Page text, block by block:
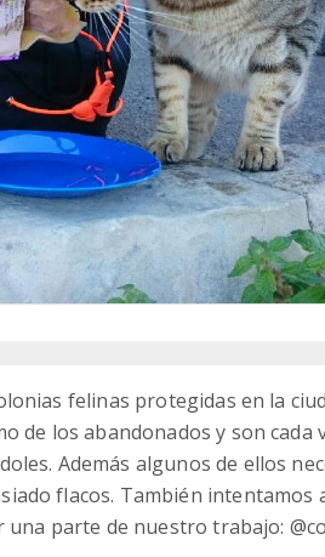
felinas protegidas en la
de los abandonados y son cada
Además algunos de ellos
flacos. También intentamos
una parte de nuestro trabajo: